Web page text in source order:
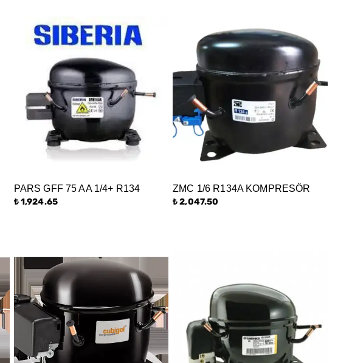
PARS GFF 75 AA 1/4+ R134
₺ 1,924.65
ZMC 1/6 R134A KOMPRESÖR
₺ 2,047.50